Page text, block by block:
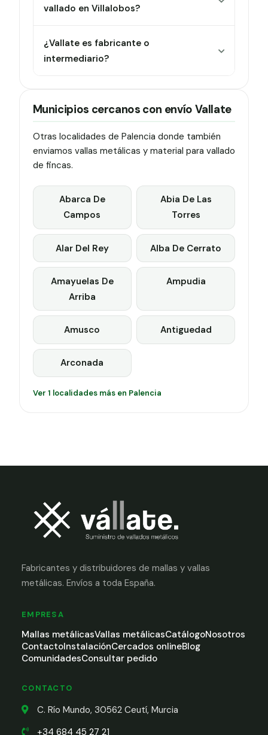
vallado en Villalobos?
¿Vallate es fabricante o
intermediario?
Municipios cercanos con envío Vallate
Otras localidades de Palencia donde también
enviamos vallas metálicas y material para vallado
de fincas.
Abarca De
Campos
Abia De Las
Torres
Alar Del Rey Alba De Cerrato
Amayuelas De
Arriba
Ampudia
Amusco Antiguedad
Arconada
Ver 1 localidades más en Palencia
Fabricantes y distribuidores de mallas y vallas
metálicas. Envíos a toda España.
EMPRESA
Mallas metálicasVallas metálicasCatálogoNosotros
ContactoInstalaciónCercados onlineBlog
ComunidadesConsultar pedido
CONTACTO
C. Río Mundo, 30562 Ceutí, Murcia
+34 684 45 27 21